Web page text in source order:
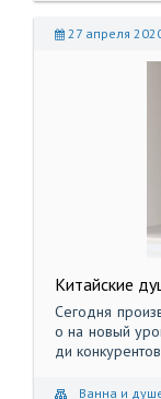
27 апреля
Китайские
Сегодня
о на новый
ди
Ванна и